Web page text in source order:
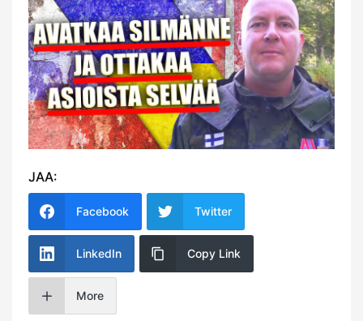
JAA:
Facebook Twitter
LinkedIn Copy Link
More